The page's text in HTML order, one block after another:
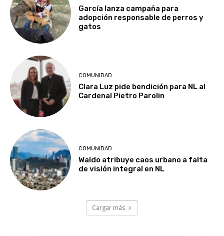
García lanza campaña para
adopción responsable de perros y
gatos
COMUNIDAD
Clara Luz pide bendición para NL al
Cardenal Pietro Parolin
COMUNIDAD
Waldo atribuye caos urbano a falta
de visión integral en NL
Cargar más